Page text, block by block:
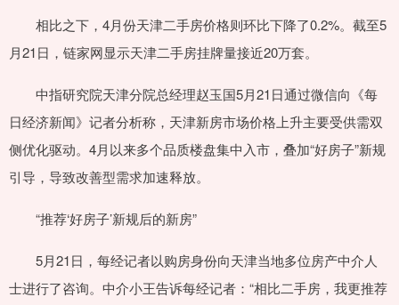
相比之下，4月份天津二手房价格则环比下降了0.2%。截至5
月21日，链家网显示天津二手房挂牌量接近20万套。
中指研究院天津分院总经理赵玉国5月21日通过微信向《每
日经济新闻》记者分析称，天津新房市场价格上升主要受供需双
侧优化驱动。4月以来多个品质楼盘集中入市，叠加“好房子”新规
引导，导致改善型需求加速释放。
“推荐‘好房子’新规后的新房”
5月21日，每经记者以购房身份向天津当地多位房产中介人
士进行了咨询。中介小王告诉每经记者：“相比二手房，我更推荐